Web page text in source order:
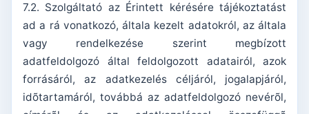
7.2. Szolgáltató az Érintett kérésére tájékoztatást
ad a rá vonatkozó, általa kezelt adatokról, az általa
vagy rendelkezése szerint megbízott
adatfeldolgozó által feldolgozott adatairól, azok
forrásáról, az adatkezelés céljáról, jogalapjáról,
idõtartamáról, továbbá az adatfeldolgozó nevérõl,